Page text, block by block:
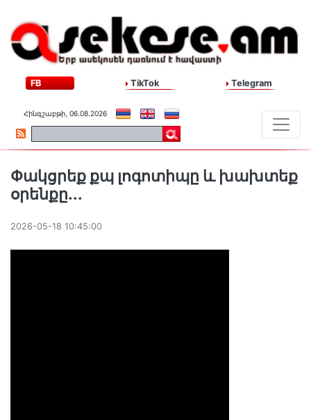
FB TikTok Telegram
Հինգշաբթի, 06.08.2026
Փակցրեք քպ լոգոտիպը և խախտեք
օրենքը․․․
2026-05-18 10:45:00